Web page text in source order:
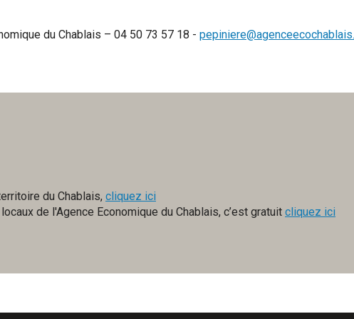
du Chablais – 04 50 73 57 18 -
du Chablais, cliquez ici
de l'Agence Economique du Chablais, c’est gratuit cliquez ici